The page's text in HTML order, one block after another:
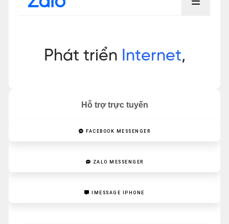
Hỗ trợ trực tuyến
FACEBOOK MESSENGER
ZALO MESSENGER
IMESSAGE IPHONE